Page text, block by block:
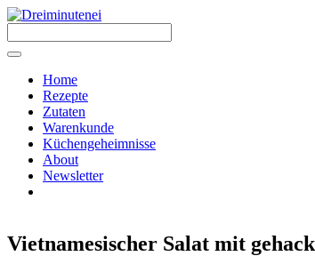
Zum
springen
Menü
Home
Rezepte
Zutaten
Warenkunde
Küchengeheimnisse
About
Newsletter
Vietnamesischer Salat mit